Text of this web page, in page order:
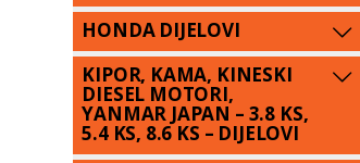
HONDA DIJELOVI
KIPOR, KAMA, KINESKI
DIESEL MOTORI,
YANMAR JAPAN – 3.8 KS,
5.4 KS, 8.6 KS – DIJELOVI